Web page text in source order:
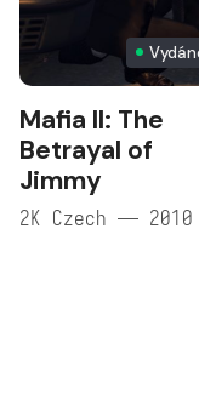
Mafia II: The
Betrayal of
Jimmy
2K Czech — 2010